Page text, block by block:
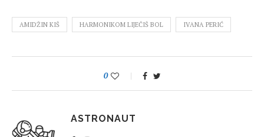
AMIDŽIN KIŠ HARMONIKOM LIJEČIŠ BOL IVANA PERIĆ
0
ASTRONAUT